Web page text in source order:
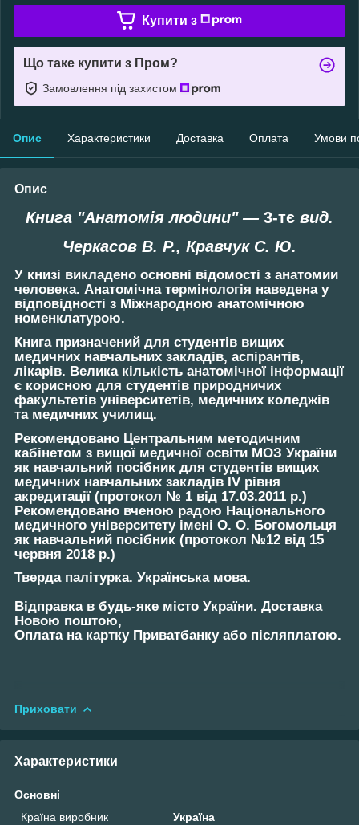
Купити з
Що таке купити з Пром?
Замовлення під захистом
Опис Характеристики Доставка Оплата Умови
Опис
Книга "Анатомія людини" — 3-тє вид.
Черкасов В. Р., Кравчук С. Ю.
У книзі викладено основні відомості з анатомии
человека. Анатомічна термінологія наведена у
відповідності з Міжнародною анатомічною
номенклатурою.
Книга призначений для студентів вищих
медичних навчальних закладів, аспірантів,
лікарів. Велика кількість анатомічної інформації
є корисною для студентів природничих
факультетів університетів, медичних коледжів
та медичних училищ.
Рекомендовано Центральним методичним
кабінетом з вищої медичної освіти МОЗ України
як навчальний посібник для студентів вищих
медичних навчальних закладів IV рівня
акредитації (протокол № 1 від 17.03.2011 р.)
Рекомендовано вченою радою Національного
медичного університету імені О. О. Богомольця
як навчальний посібник (протокол №12 від 15
червня 2018 р.)
Тверда палітурка. Українська мова.
Відправка в будь-яке місто України. Доставка
Новою поштою,
Оплата на картку Приватбанку або післяплатою.
Приховати
Характеристики
Основні
Країна виробник
Україна